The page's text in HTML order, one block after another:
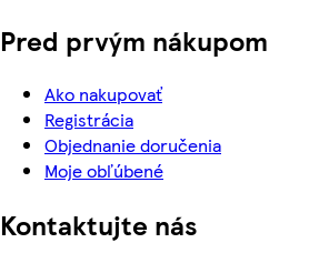
Pred prvým nákupom
Ako nakupovať
Registrácia
Objednanie doručenia
Moje obľúbené
Kontaktujte nás